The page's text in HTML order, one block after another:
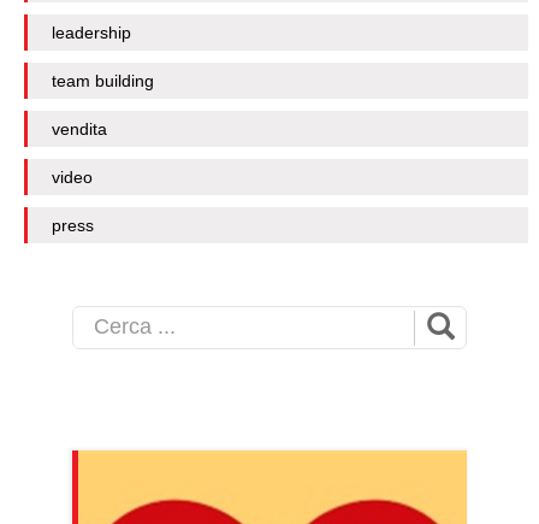
leadership
team building
vendita
video
press